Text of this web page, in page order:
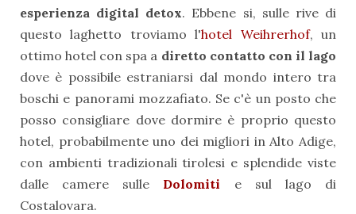
esperienza digital detox. Ebbene si, sulle rive di
questo laghetto troviamo l'hotel Weihrerhof, un
ottimo hotel con spa a diretto contatto con il lago
dove è possibile estraniarsi dal mondo intero tra
boschi e panorami mozzafiato. Se c'è un posto che
posso consigliare dove dormire è proprio questo
hotel, probabilmente uno dei migliori in Alto Adige,
con ambienti tradizionali tirolesi e splendide viste
dalle camere sulle Dolomiti e sul lago di
Costalovara.